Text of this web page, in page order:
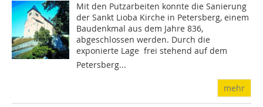
Mit den Putzarbeiten konnte die Sanierung
der Sankt Lioba Kirche in Petersberg, einem
Baudenkmal aus dem Jahre 836,
abgeschlossen werden. Durch die
exponierte Lage  frei stehend auf dem
Petersberg...
mehr